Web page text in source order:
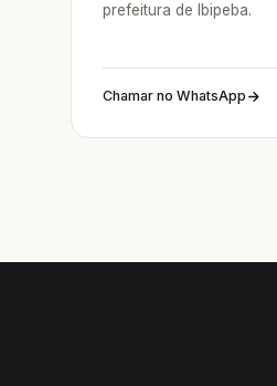
prefeitura de Ibipeba.
Chamar no WhatsApp